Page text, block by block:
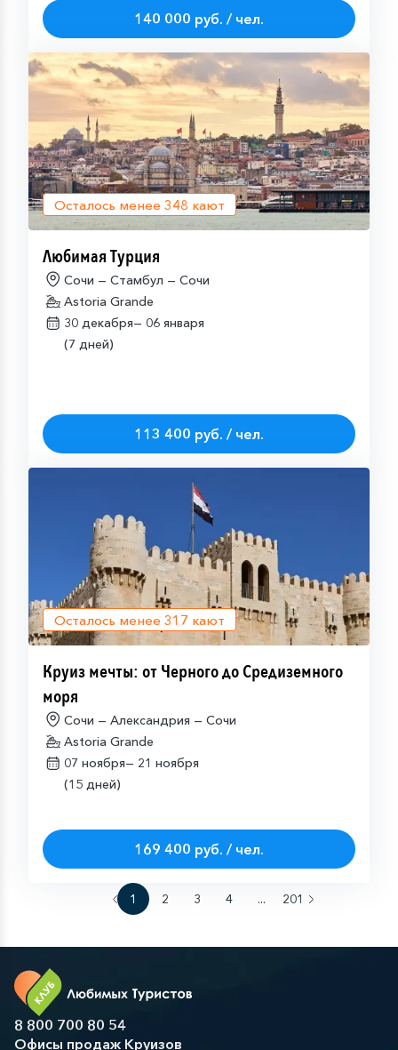
140 000 руб. / чел.
Осталось менее 348 кают
Любимая Турция
Сочи — Стамбул — Сочи
Astoria Grande
30 декабря— 06 января
(7 дней)
113 400 руб. / чел.
Осталось менее 317 кают
Круиз мечты: от Черного до Средиземного
моря
Сочи — Александрия — Сочи
Astoria Grande
07 ноября— 21 ноября
(15 дней)
169 400 руб. / чел.
1 2 3 4 ... 201
8 800 700 80 54
Офисы продаж Круизов